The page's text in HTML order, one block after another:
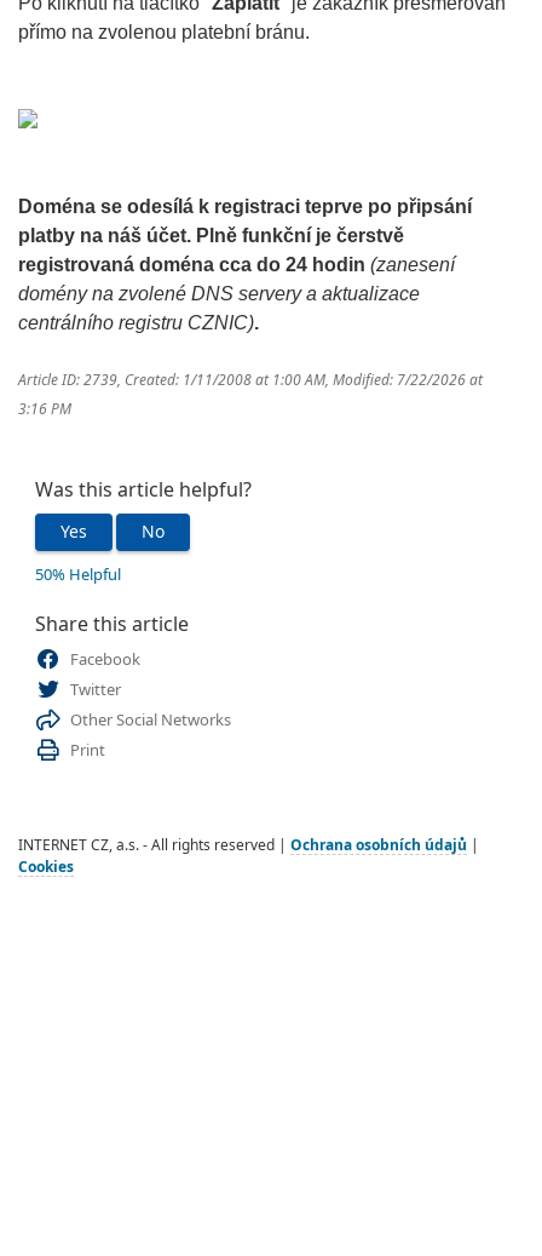
přímo na zvolenou platební bránu.
Doména se odesílá k registraci teprve po připsání
platby na náš účet. Plně funkční je čerstvě
registrovaná doména cca do 24 hodin (zanesení
domény na zvolené DNS servery a aktualizace
centrálního registru CZNIC).
Article ID: 2739 Created: 1/11/2008 at 1:00 AM Modified: 7/22/2026 at
3:16 PM
Was this article helpful?
Yes No
50% Helpful
Share this article
Facebook
Twitter
Other Social Networks
Print
INTERNET CZ, a.s. - All rights reserved | Ochrana osobních údajů
Cookies